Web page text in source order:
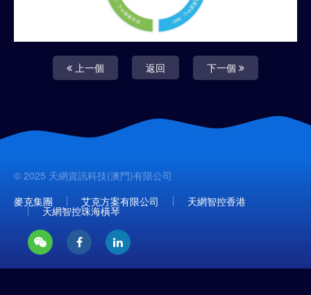
上一個 返回 下一個
© 2025 天網資訊科技(澳門)有限公司
麥克集團
艾克方案有限公司 天網智控香港
天網智控珠海橫琴